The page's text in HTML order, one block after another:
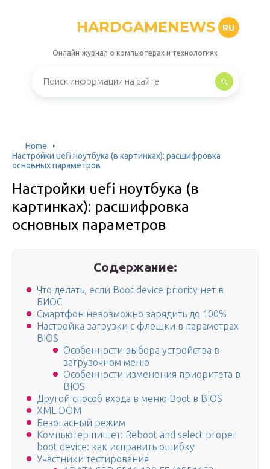
HARDGAMENEWS RU
Онлайн-журнал о компьютерах и технологиях
Home
Настройки uefi ноутбука (в картинках): расшифровка
основных параметров
Настройки uefi ноутбука (в
картинках): расшифровка
основных параметров
Содержание:
Что делать, если Boot device priority нет в
БИОС
Смартфон невозможно зарядить до 100%
Настройка загрузки с флешки в параметрах
BIOS
Особенности выбора устройства в
загрузочном меню
Особенности изменения приоритета в
BIOS
Другой способ входа в меню Boot в BIOS
XML DOM
Безопасный режим
Компьютер пишет: Reboot and select proper
boot device: как исправить ошибку
Участники тестирования